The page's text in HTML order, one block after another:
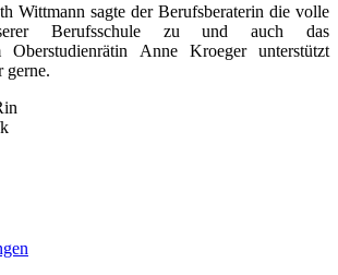
Wittmann sagte der Berufsberaterin die volle
Berufsschule zu und auch das
Oberstudienrätin Anne Kroeger unterstützt
gerne.